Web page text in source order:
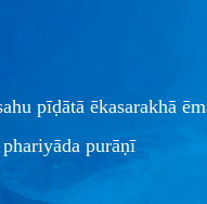
pīḍātā ēkasarakhā
purāṇī